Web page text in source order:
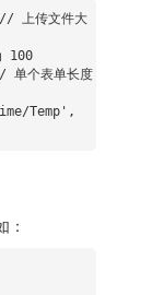
上传文件大
100
个表单长度
Temp',